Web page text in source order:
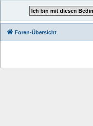
Foren-Übersicht